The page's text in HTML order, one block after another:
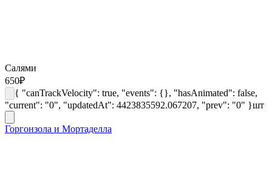
Салями
650₽
{ "canTrackVelocity": true, "events": {}, "hasAnimated": false,
"current": "0", "updatedAt": 4423835592.067207, "prev": "0" }шт
Горгонзола и Мортаделла